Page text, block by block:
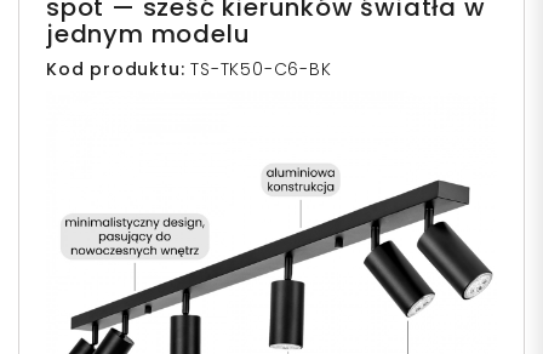
jednym modelu
Kod produktu:TS-TK50-C6-BK